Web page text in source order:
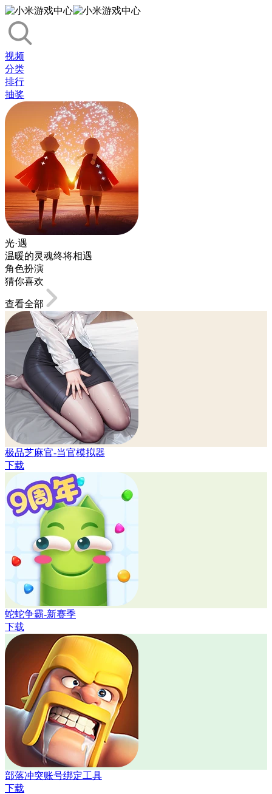
视频
分类
排行
抽奖
光·遇
温暖的灵魂终将相遇
角色扮演
猜你喜欢
查看全部
极品芝麻官-当官模拟器
下载
蛇蛇争霸-新赛季
下载
部落冲突账号绑定工具
下载